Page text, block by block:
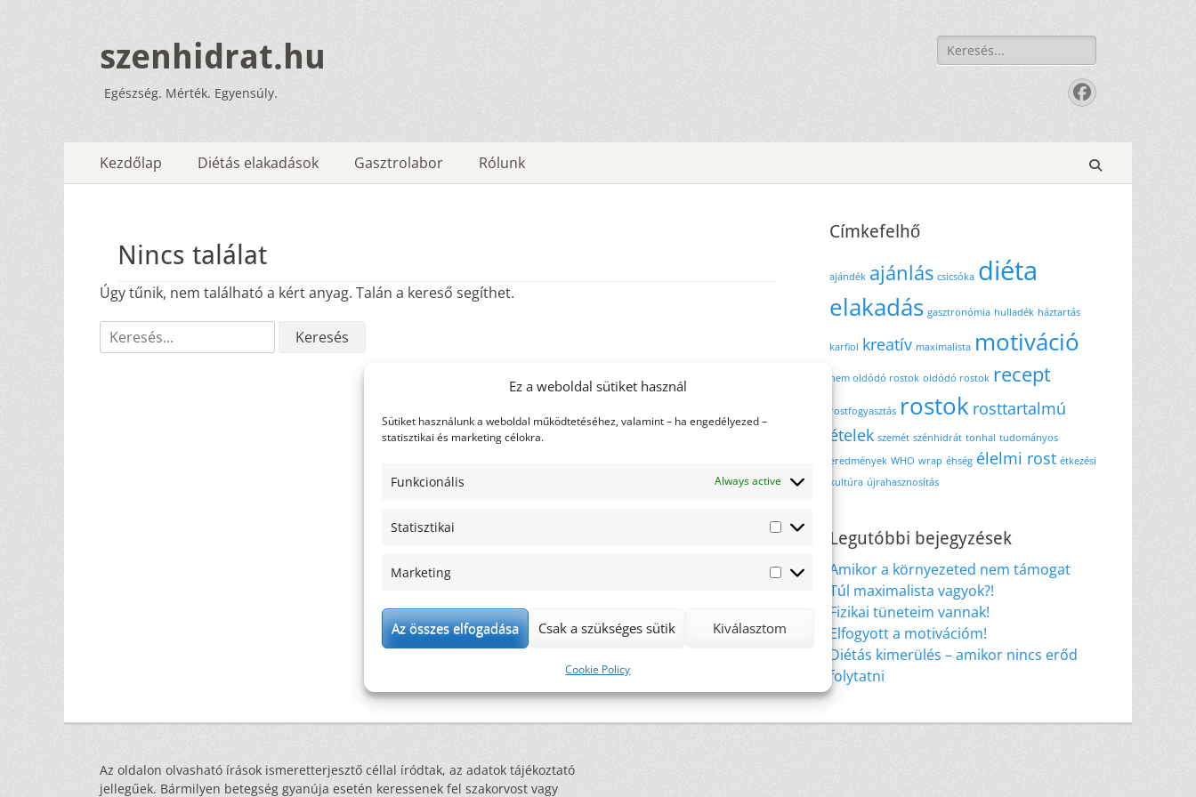
Ez a weboldal sütiket használ
Sütiket használunk a weboldal működtetéséhez, valamint – ha engedélyezed –
statisztikai és marketing célokra.
Funkcionális Always active
Statisztikai Statisztikai
Marketing Marketing
Az összes elfogadása Csak a szükséges sütik Kiválasztom
Cookie Policy
szenhidrat.hu
Egészség. Mérték. Egyensúly.
Keresés:
Facebook
Elsődleges
menü
Tovább
Kezdőlap Diétás elakadások Gasztrolabor Rólunk
Nincs találat
Úgy tűnik, nem található a kért anyag. Talán a kereső segíthet.
Keresés:
Címkefelhő
ajándék ajánlás csicsóka diéta
elakadás gasztronómia hulladék háztartás
karfiol kreatív maximalista motiváció
nem oldódó rostok oldódó rostok recept
rostfogyasztás rostok rosttartalmú
ételek szemét szénhidrát tonhal tudományos
eredmények WHO wrap éhség élelmi rost étkezési
kultúra újrahasznosítás
Legutóbbi bejegyzések
Amikor a környezeted nem támogat
Túl maximalista vagyok?!
Fizikai tüneteim vannak!
Elfogyott a motivációm!
Diétás kimerülés – amikor nincs erőd
folytatni
Az oldalon olvasható írások ismeretterjesztő céllal íródtak, az adatok tájékoztató
jellegűek. Bármilyen betegség gyanúja esetén keressenek fel szakorvost vagy